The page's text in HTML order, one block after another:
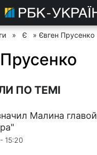
» Є » Євген Прусенко
ПО ТЕМІ
Малина главой
15:20